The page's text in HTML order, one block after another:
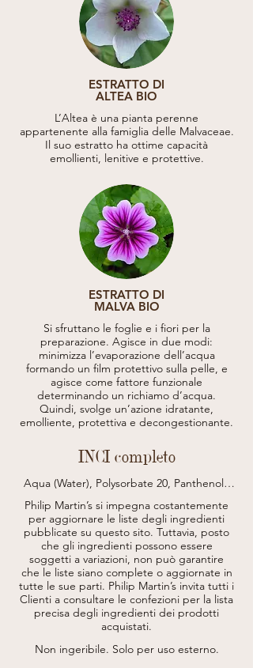
ESTRATTO DI
ALTEA BIO
L’Altea è una pianta perenne
appartenente alla famiglia delle Malvaceae.
Il suo estratto ha ottime capacità
emollienti, lenitive e protettive.
ESTRATTO DI
MALVA BIO
Si sfruttano le foglie e i fiori per la
preparazione. Agisce in due modi:
minimizza l’evaporazione dell’acqua
formando un film protettivo sulla pelle, e
agisce come fattore funzionale
determinando un richiamo d’acqua.
Quindi, svolge un’azione idratante,
emolliente, protettiva e decongestionante.
INCI completo
Aqua (Water), Polysorbate 20, Panthenol,
Vaccinium Myrtillus Fruit Extract*, Bambusa
Vulgaris Leaf/Stem Extract, Aloe
Barbadensis Leaf Extract*, Mel Extract
(Honey Extract)*, Hydrolyzed Sweet Almond
Protein, Hydrolyzed Rice Protein, Sesamum
Indicum Seed Oil (Sesamum Indicum
(Sesame) Seed Oil), Macadamia integrifolia
Seed Oil, Orbignya Oleifera Seed Oil*,
Crambe Abyssinica Seed Oil, Aloe
Barbadensis Leaf Juice Powder,
Polyquaternium-7, Polyquaternium-37,
Parfum (Fragrance), Phenoxyethanol,
Ethylhexylglycerin, Polyquaternium-11,
Philip Martin’s si impegna costantemente
per aggiornare le liste degli ingredienti
pubblicate su questo sito. Tuttavia, posto
che gli ingredienti possono essere
soggetti a variazioni, non può garantire
che le liste siano complete o aggiornate in
tutte le sue parti. Philip Martin’s invita tutti i
Clienti a consultare le confezioni per la lista
precisa degli ingredienti dei prodotti
acquistati.
Non ingeribile. Solo per uso esterno.